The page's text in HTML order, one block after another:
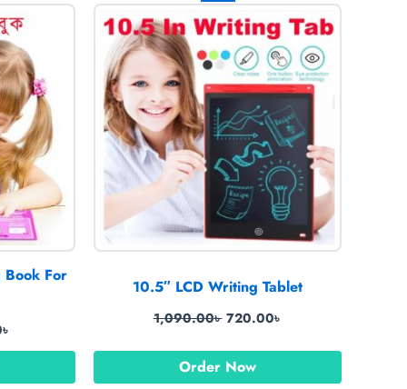
For
.
৳
is:
470.00৳ .
10.5″ LCD Writing Tablet
1,090.00৳
was:
1,090.00৳ .
720.00৳
is:
720.00৳ .
Order Now